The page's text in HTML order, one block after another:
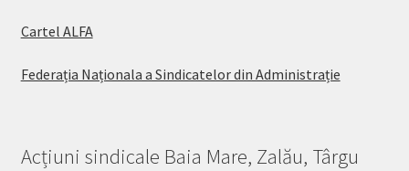
Cartel ALFA
Federația Naționala a Sindicatelor din Administrație
Acțiuni sindicale Baia Mare, Zalău, Târgu